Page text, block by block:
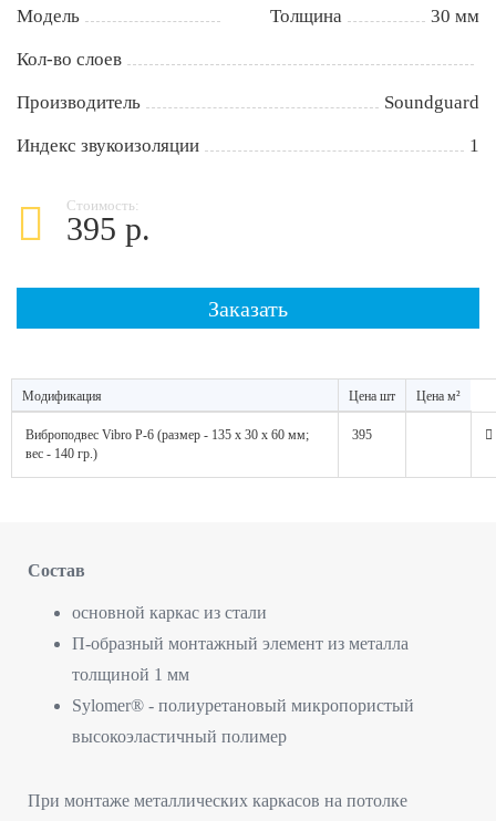
Модель Толщина 30 мм
Кол-во слоев
Производитель Soundguard
Индекс звукоизоляции 1
Стоимость:
395 р.
Заказать
Модификация Цена шт Цена м²
Виброподвес Vibro P-6 (размер - 135 х 30 х 60 мм;
вес - 140 гр.)
395
Состав
основной каркас из стали
П-образный монтажный элемент из металла
толщиной 1 мм
Sylomer® - полиуретановый микропористый
высокоэластичный полимер
При монтаже металлических каркасов на потолке